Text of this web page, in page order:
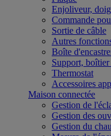
Enjoliveur,
Commande
Sortie de câble
Autres
Boîte
Support,
Thermostat
Accessoires
Maison connectée
Gestion de
Gestion des
Gestion du